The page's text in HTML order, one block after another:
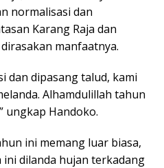
normalisasi dan
Karang Raja dan
manfaatnya.
dan dipasang talud, kami
Alhamdulillah tahun
ungkap Handoko.
ini memang luar biasa,
dilanda hujan terkadang